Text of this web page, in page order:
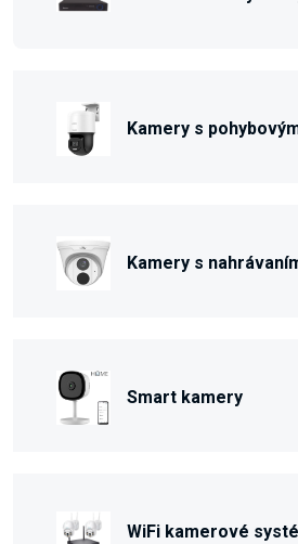
Kamery s
Kamery s
Smart kamery
WiFi kamerové